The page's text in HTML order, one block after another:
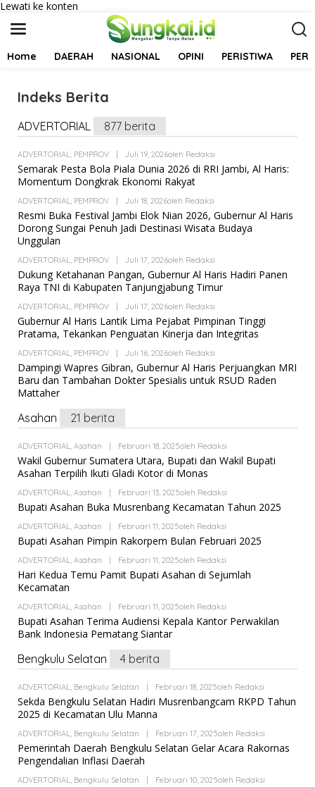
Lewati ke konten
Home DAERAH NASIONAL OPINI PERISTIWA
Indeks Berita
|
F
B
R
U
A
R
1
9
,
2
0
8
O
E
H
R
E
A
K
S
I
ADVERTORIAL 877 berita
ADVERTORIAL, PEMPROV Juli 19, 2026Oleh Redaksi
Semarak Pesta Bola Piala Dunia 2026 di RRI Jambi, Al Haris:
Momentum Dongkrak Ekonomi Rakyat
ADVERTORIAL, PEMPROV Juli 18, 2026Oleh Redaksi
Resmi Buka Festival Jambi Elok Nian 2026, Gubernur Al Haris
Dorong Sungai Penuh Jadi Destinasi Wisata Budaya
Unggulan
ADVERTORIAL, PEMPROV Juli 17, 2026Oleh Redaksi
Dukung Ketahanan Pangan, Gubernur Al Haris Hadiri Panen
Raya TNI di Kabupaten Tanjungjabung Timur
ADVERTORIAL, PEMPROV Juli 17, 2026Oleh Redaksi
Gubernur Al Haris Lantik Lima Pejabat Pimpinan Tinggi
Pratama, Tekankan Penguatan Kinerja dan Integritas
ADVERTORIAL, PEMPROV Juli 16, 2026Oleh Redaksi
Dampingi Wapres Gibran, Gubernur Al Haris Perjuangkan MRI
Baru dan Tambahan Dokter Spesialis untuk RSUD Raden
Mattaher
Asahan 21 berita
ADVERTORIAL, Asahan Februari 18, 2025Oleh Redaksi
Wakil Gubernur Sumatera Utara, Bupati dan Wakil Bupati
Asahan Terpilih Ikuti Gladi Kotor di Monas
ADVERTORIAL, Asahan Februari 13, 2025Oleh Redaksi
Bupati Asahan Buka Musrenbang Kecamatan Tahun 2025
ADVERTORIAL, Asahan Februari 11, 2025Oleh Redaksi
Bupati Asahan Pimpin Rakorpem Bulan Februari 2025
ADVERTORIAL, Asahan Februari 11, 2025Oleh Redaksi
Hari Kedua Temu Pamit Bupati Asahan di Sejumlah
Kecamatan
ADVERTORIAL, Asahan Februari 11, 2025Oleh Redaksi
Bupati Asahan Terima Audiensi Kepala Kantor Perwakilan
Bank Indonesia Pematang Siantar
Bengkulu Selatan 4 berita
ADVERTORIAL, Bengkulu Selatan Februari 18, 2025Oleh Redaksi
Sekda Bengkulu Selatan Hadiri Musrenbangcam RKPD Tahun
2025 di Kecamatan Ulu Manna
ADVERTORIAL, Bengkulu Selatan Februari 17, 2025Oleh Redaksi
Pemerintah Daerah Bengkulu Selatan Gelar Acara Rakornas
Pengendalian Inflasi Daerah
ADVERTORIAL, Bengkulu Selatan Februari 10, 2025Oleh Redaksi